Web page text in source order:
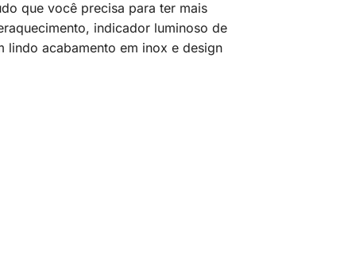
que você precisa para ter mais
indicador luminoso de
lindo acabamento em inox e design